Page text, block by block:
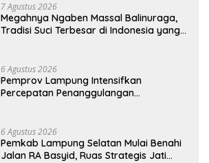
7 Agustus 2026
Megahnya Ngaben Massal Balinuraga,
Tradisi Suci Terbesar di Indonesia yang
6 Agustus 2026
Pemprov Lampung Intensifkan
Percepatan Penanggulangan
6 Agustus 2026
Pemkab Lampung Selatan Mulai Benahi
Jalan RA Basyid, Ruas Strategis Jati